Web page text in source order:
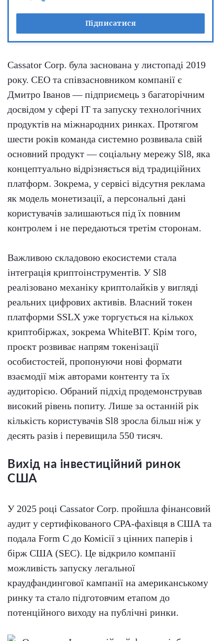
Підписатися
Cassator Corp. була заснована у листопаді 2019
року. CEO та співзасновником компанії є
Дмитро Іванов — підприємець з багаторічним
досвідом у сфері IT та запуску технологічних
продуктів на міжнародних ринках. Протягом
шести років команда системно розвивала свій
основний продукт — соціальну мережу Sl8, яка
концептуально відрізняється від традиційних
платформ. Зокрема, у сервісі відсутня реклама
як модель монетизації, а персональні дані
користувачів залишаються під їх повним
контролем і не передаються третім сторонам.
Важливою складовою екосистеми стала
інтеграція криптоінструментів. У Sl8
реалізовано механіку криптолайків у вигляді
реальних цифрових активів. Власний токен
платформи SSLX уже торгується на кількох
криптобіржах, зокрема WhiteBIT. Крім того,
проєкт розвиває напрям токенізації
особистостей, пропонуючи нові формати
взаємодії між авторами контенту та їх
аудиторією. Обраний підхід продемонстрував
високий рівень попиту. Лише за останній рік
кількість користувачів Sl8 зросла більш ніж у
десять разів і перевищила 550 тисяч.
Вихід на інвестиційний ринок
США
У 2025 році Cassator Corp. пройшла фінансовий
аудит у сертифікованого CPA-фахівця в США та
подала Form C до Комісії з цінних паперів і
бірж США (SEC). Це відкрило компанії
можливість запуску легальної
краудфандингової кампанії на американському
ринку та стало підготовчим етапом до
потенційного виходу на публічні ринки.